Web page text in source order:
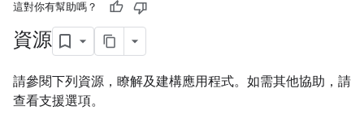
這對你有幫助嗎？
資源
請參閱下列資源，瞭解及建構應用程式。如需其他協助，請
查看支援選項。